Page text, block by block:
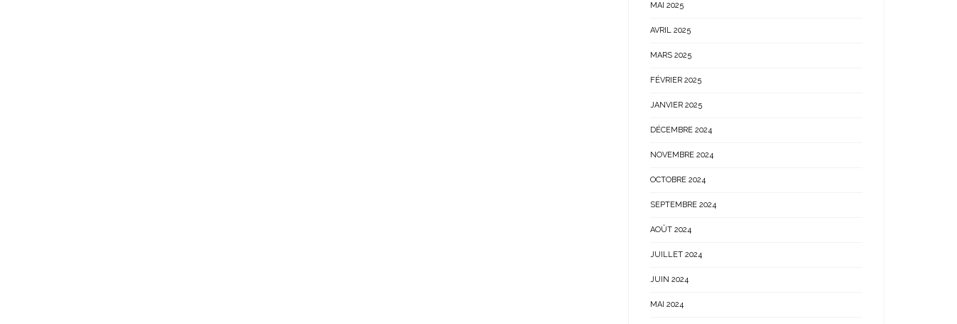
MAI 2025
AVRIL 2025
MARS 2025
FÉVRIER 2025
JANVIER 2025
DÉCEMBRE 2024
NOVEMBRE 2024
OCTOBRE 2024
SEPTEMBRE 2024
AOÛT 2024
JUILLET 2024
JUIN 2024
MAI 2024